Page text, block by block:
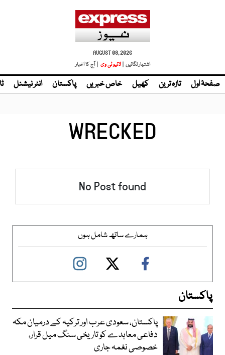
AUGUST 08, 2026
اشتہار لگائیں | لائیو ٹی وی | آج کا اخبار
صفحۂ اول تازہ ترین کھیل خاص خبریں پاکستان انٹر نیشنل
WRECKED
No Post found
ہمارے ساتھ شامل ہوں
پاکستان
پاکستان، سعودی عرب اور ترکیہ کے درمیان مکہ
دفاعی معاہدے کو تاریخی سنگ میل قرار،
خصوصی نغمہ جاری